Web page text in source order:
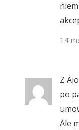
14
Z
po
Ale